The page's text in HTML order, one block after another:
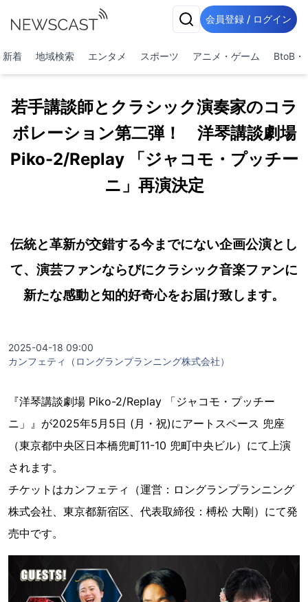
会員登録 / ログイン
新着 地域検索 エンタメ スポーツ アニメ・ゲーム BtoB・
若手講談師とクラシック演奏家のコラ
ボレーション第二弾！ 洋琴講談劇場
Piko-2/Replay 「ジャコモ・プッチー
ニ」再演決定
伝統と革新が交錯する今までにない企画公演とし
て、演芸ファンならびにクラシック音楽ファンに
新たな感動と知的好奇心をお届け致します。
2025-04-18 09:00
カンフェティ（ロングランプランニング株式会社）
『洋琴講談劇場 Piko-2/Replay 「ジャコモ・プッチー
ニ」』が2025年5月5日 (月・祝)にアートスペース 兜座
（東京都中央区日本橋兜町11-10 兜町中央ビル）にて上演
されます。
チケットはカンフェティ（運営：ロングランプランニング
株式会社、東京都新宿区、代表取締役：榑松 大剛）にて発
売中です。